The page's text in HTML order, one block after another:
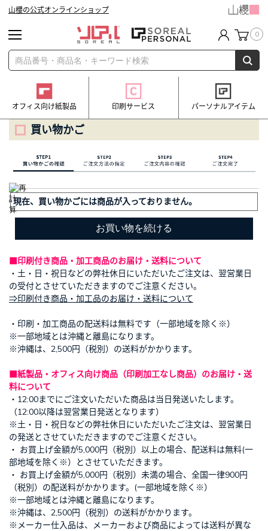
山櫻の公式オンラインショップ
0
オフィス向け紙製品 印刷サービス パーソナルアイテム
買い物かご
現在、買い物かごには商品が入っておりません。
■印刷付き商品・加工商品のお届け・送料について
・土・日・祝日などの弊社休日にいただいたご注文は、翌営業日
の受付とさせていただきますのでご注意ください。
⇒印刷付き商品・加工品のお届け・送料について
・印刷・加工商品の配送料は無料です（一部地域を除く※）
※一部地域とは沖縄と離島になります。
※沖縄は、2,500円（税別）の送料がかかります。
■紙製品・オフィス向け商品（印刷加工なし商品）のお届け・送
料について
・12:00までにご注文いただいた商品は当日発送いたします。
（12:00以降は翌営業日発送となります）
※土・日・祝日などの弊社休日にいただいたご注文は、翌営業日
の発送とさせていただきますのでご注意ください。
・ お買上げ金額が5,000円（税別）以上の場合、配送料は無料(一
部地域を除く※）とさせていただきます。
・ お買上げ金額が5,000円（税別）未満の場合、全国一律900円
（税別）の配送料がかかります。(一部地域を除く※）
※一部地域とは沖縄と離島になります。
※沖縄は、2,500円（税別）の送料がかかります。
※メーカー仕入品は、メーカーおよび商品によっては送料が異な